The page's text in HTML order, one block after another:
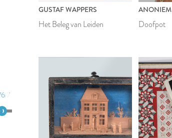
GUSTAF WAPPERS
Het Beleg van Leiden
ANONIEM
Doofpot